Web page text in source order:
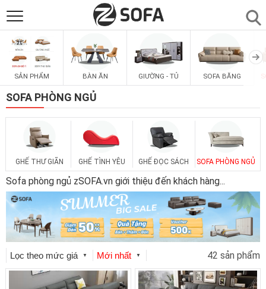
SẢN PHẨM
SOFAS
PHÒNG ĂN
PHÒNG NGỦ ▼
PHÒNG KHÁCH ▼
LIÊN HỆ
SẢN PHẨM BÀN ĂN GIƯỜNG - TỦ SOFA BĂNG
SOFA PHÒNG NGỦ
GHẾ THƯ GIÃN GHẾ TÌNH YÊU GHẾ ĐỌC SÁCH SOFA PHÒNG NGỦ
Sofa phòng ngủ zSOFA.vn giới thiệu đến khách hàng...
Lọc theo mức giá ▼ Mới nhất ▼ 42 sản phẩm